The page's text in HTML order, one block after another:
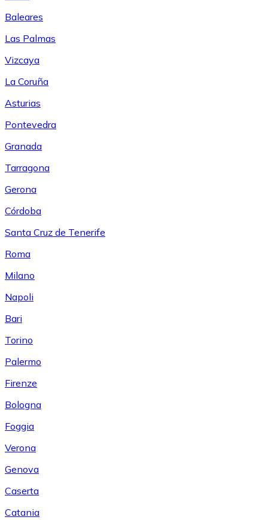
Baleares
Las Palmas
Vizcaya
La Coruña
Asturias
Pontevedra
Granada
Tarragona
Gerona
Córdoba
Santa Cruz de Tenerife
Roma
Milano
Napoli
Bari
Torino
Palermo
Firenze
Bologna
Foggia
Verona
Genova
Caserta
Catania